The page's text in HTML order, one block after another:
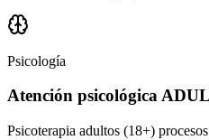
Psicología
Atención psicológica
Psicoterapia adultos (18+)